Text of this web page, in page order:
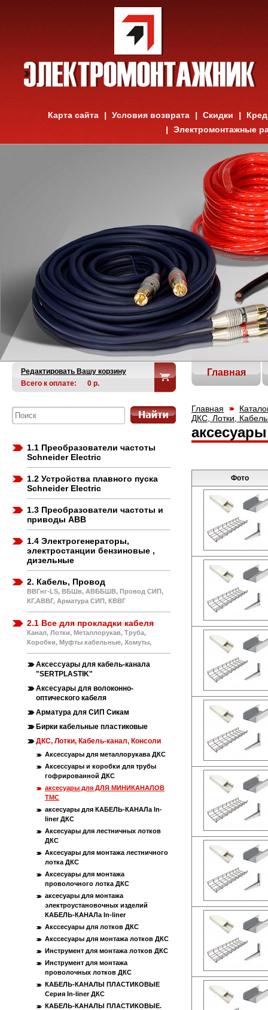
Карта сайта Условия возврата Скидки
Электромонтажные
Редактировать Вашу корзину
Всего к оплате:
0 р.
1.1 Преобразователи частоты
Schneider Electric
1.2 Устройства плавного пуска
Schneider Electric
1.3 Преобразователи частоты и
приводы ABB
1.4 Электрогенераторы,
электростанции бензиновые ,
дизельные
2. Кабель, Провод
ВВГнг-LS, ВБШв, АВББШВ, Провод СИП,
КГ,АВВГ, Арматура СИП, КВВГ
2.1 Все для прокладки кабеля
Канал, Лотки, Металлорукав, Труба,
Коробки, Муфты кабельные, Хомуты,
Аксессуары для кабель-канала
"SERTPLASTIK"
Аксесуары для волоконно-
оптического кабеля
Арматура для СИП Сикам
Бирки кабельные пластиковые
ДКС, Лотки, Кабель-канал, Консоли
Аксессуары для металлорукава ДКС
Аксессуары и коробки для трубы
гофрированной ДКС
аксесуары для ДЛЯ МИНИКАНАЛОВ
ТМС
аксесуары для КАБЕЛЬ-КАНАЛа In-
liner ДКС
Аксесуары для лестничных лотков
ДКС
Аксесуары для монтажа лестничного
лотка ДКС
Аксесуары для монтажа
проволочного лотка ДКС
аксесуары для монтажа
электроустановочных изделий
КАБЕЛЬ-КАНАЛа In-liner
Акссесуары для лотков ДКС
Акссесуары для монтажа лотков ДКС
Инструмент для монтажа лотков ДКС
Инструмент для монтажа
проволочных лотков ДКС
КАБЕЛЬ-КАНАЛЫ ПЛАСТИКОВЫЕ
Серия In-liner ДКС
КАБЕЛЬ-КАНАЛЫ ПЛАСТИКОВЫЕ.
Главная
Главная
ДКС, Лотки,
Фото